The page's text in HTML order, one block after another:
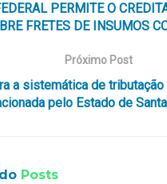
PERMITE O
FRETES DE INSUMOS
Próximo Post
a sistemática de
pelo Estado de
Posts